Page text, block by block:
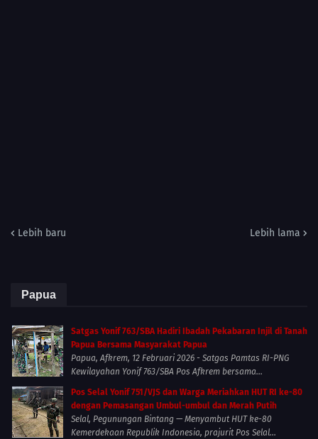
Lebih baru Lebih lama
Papua
Satgas Yonif 763/SBA Hadiri Ibadah Pekabaran Injil di Tanah
Papua Bersama Masyarakat Papua
Papua, Afkrem, 12 Februari 2026 - Satgas Pamtas RI-PNG
Kewilayahan Yonif 763/SBA Pos Afkrem bersama...
Pos Selal Yonif 751/VJS dan Warga Meriahkan HUT RI ke-80
dengan Pemasangan Umbul-umbul dan Merah Putih
Selal, Pegunungan Bintang — Menyambut HUT ke-80
Kemerdekaan Republik Indonesia, prajurit Pos Selal...